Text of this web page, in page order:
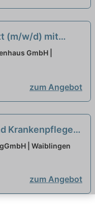
(m/w/d) mit
oderGmbH |
zum Angebot
Krankenpfleger
und| Waiblingen
zum Angebot